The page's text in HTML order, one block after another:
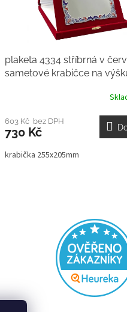
plaketa 4334 stříbrná v
sametové krabičce na
603 Kč bez DPH
730 Kč
krabička 255x205mm